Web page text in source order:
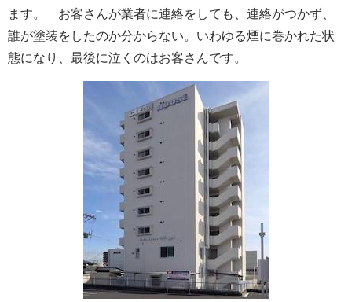
ます。 お客さんが業者に連絡をしても、連絡がつかず、
誰が塗装をしたのか分からない。いわゆる煙に巻かれた状
態になり、最後に泣くのはお客さんです。